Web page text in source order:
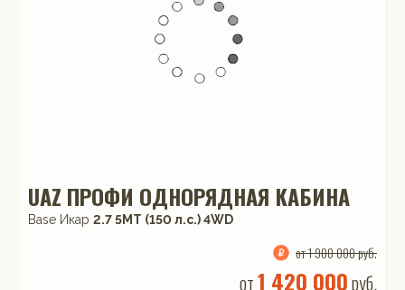
UAZ ПРОФИ ОДНОРЯДНАЯ КАБИНА
Base Икар 2.7 5MT (150 л.с.) 4WD
от 1 900 000 руб.
от1 420 000руб.